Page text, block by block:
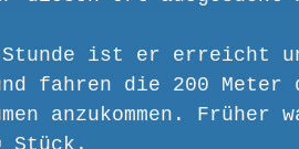
ist er erreicht
fahren die 200 Meter
anzukommen.
Stück.